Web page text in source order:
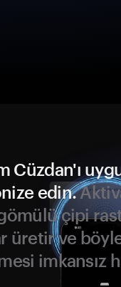
Cüzdan'ı
edin.
çipi
üretir ve
imkansız